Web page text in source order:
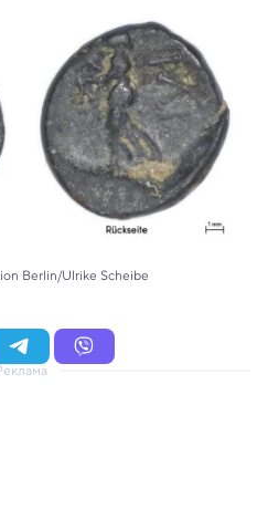
Berlin/Ulrike Scheibe